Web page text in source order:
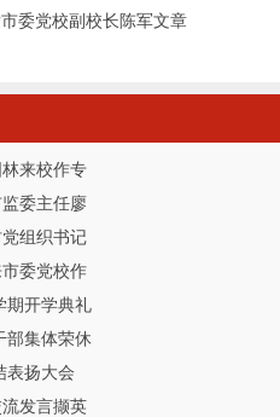
市委党校副校长陈军文章
来校作专
委主任廖
组织书记
委党校作
期开学典礼
部集体荣休
表扬大会
发言撷英